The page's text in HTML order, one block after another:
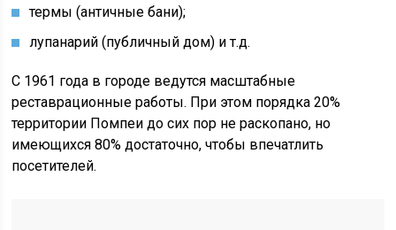
термы (античные бани);
лупанарий (публичный дом) и т.д.
С 1961 года в городе ведутся масштабные
реставрационные работы. При этом порядка 20%
территории Помпеи до сих пор не раскопано, но
имеющихся 80% достаточно, чтобы впечатлить
посетителей.